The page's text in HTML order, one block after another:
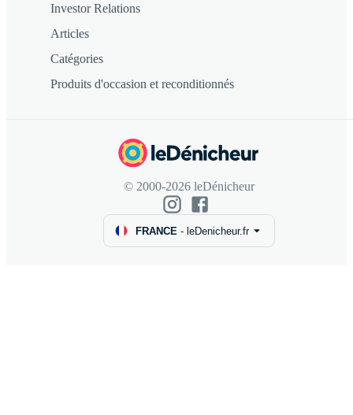
Investor Relations
Articles
Catégories
Produits d'occasion et reconditionnés
© 2000-2026 leDénicheur
FRANCE - leDenicheur.fr